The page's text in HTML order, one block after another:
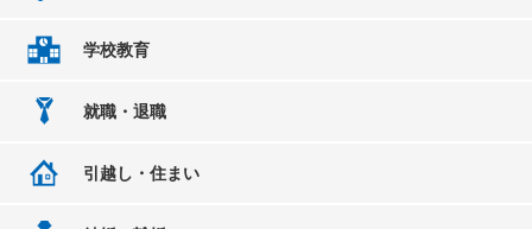
学校教育
就職・退職
引越し・住まい